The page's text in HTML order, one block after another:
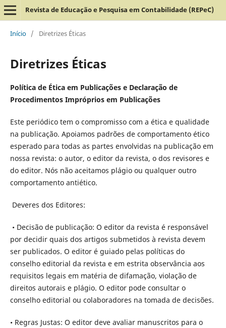
Revista de Educação e Pesquisa em Contabilidade (REPeC)
Início / Diretrizes Éticas
Diretrizes Éticas
Política de Ética em Publicações e Declaração de
Procedimentos Impróprios em Publicações
Este periódico tem o compromisso com a ética e qualidade
na publicação. Apoiamos padrões de comportamento ético
esperado para todas as partes envolvidas na publicação em
nossa revista: o autor, o editor da revista, o dos revisores e
do editor. Nós não aceitamos plágio ou qualquer outro
comportamento antiético.
Deveres dos Editores:
• Decisão de publicação: O editor da revista é responsável
por decidir quais dos artigos submetidos à revista devem
ser publicados. O editor é guiado pelas políticas do
conselho editorial da revista e em estrita observância aos
requisitos legais em matéria de difamação, violação de
direitos autorais e plágio. O editor pode consultar o
conselho editorial ou colaboradores na tomada de decisões.
• Regras Justas: O editor deve avaliar manuscritos para o